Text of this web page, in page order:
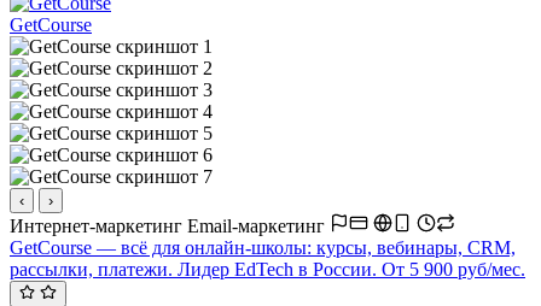
GetCourse
‹ ›
Интернет-маркетинг Email-маркетинг
GetCourse — всё для онлайн-школы: курсы, вебинары, CRM,
рассылки, платежи. Лидер EdTech в России. От 5 900 руб/мес.